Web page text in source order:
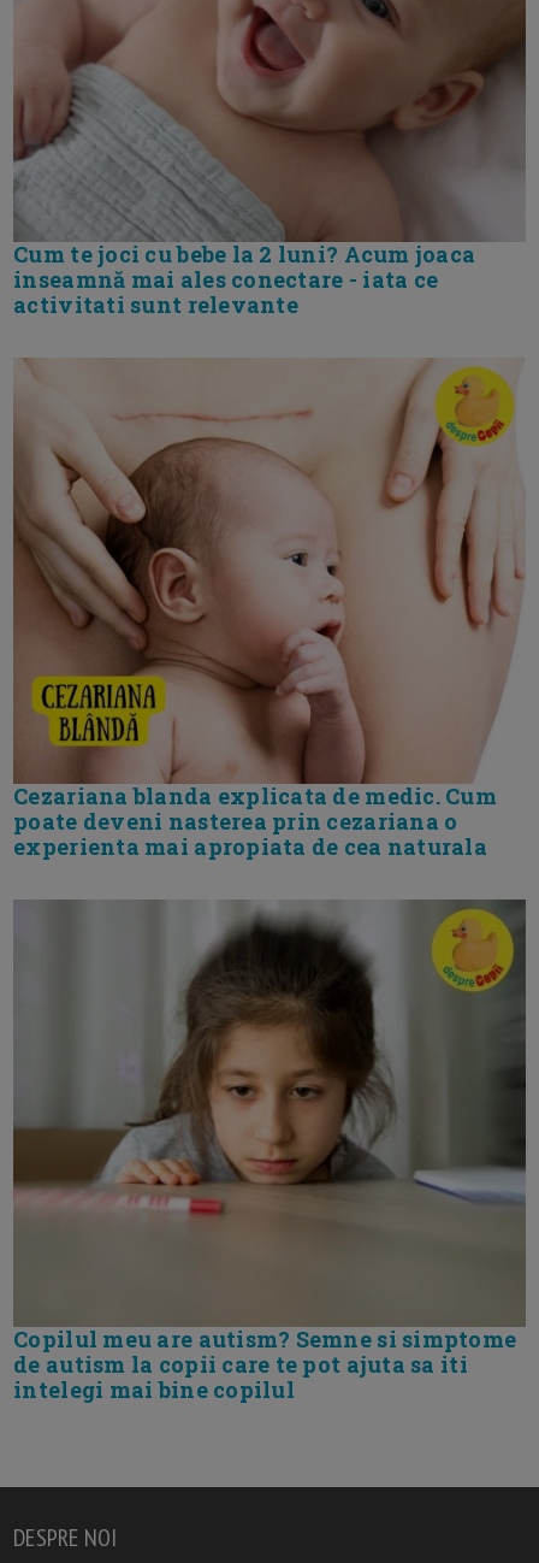
Cum te joci cu bebe la 2 luni? Acum joaca
inseamnă mai ales conectare - iata ce
activitati sunt relevante
Cezariana blanda explicata de medic. Cum
poate deveni nasterea prin cezariana o
experienta mai apropiata de cea naturala
Copilul meu are autism? Semne si simptome
de autism la copii care te pot ajuta sa iti
intelegi mai bine copilul
DESPRE NOI